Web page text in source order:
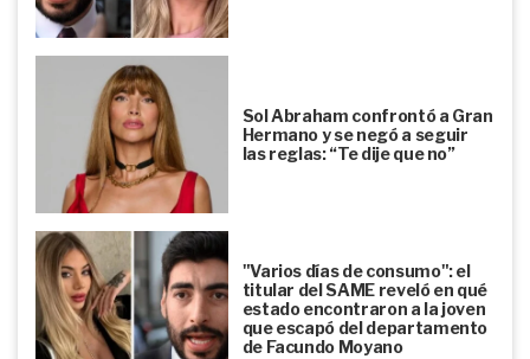
Sol Abraham confrontó a Gran
Hermano y se negó a seguir
las reglas: “Te dije que no”
"Varios días de consumo": el
titular del SAME reveló en qué
estado encontraron a la joven
que escapó del departamento
de Facundo Moyano